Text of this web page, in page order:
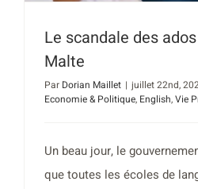
Le scandale des
Malte
Par Dorian Maillet | juillet 22nd,
Economie & Politique, English,Vie
Un beau jour, le
que toutes les écoles de